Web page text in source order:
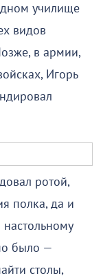
училище
видов
в армии,
Игорь
ротой,
полка, да и
было —
столы,